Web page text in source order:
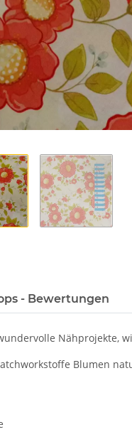
- Bewertungen
Nähprojekte,
Blumen